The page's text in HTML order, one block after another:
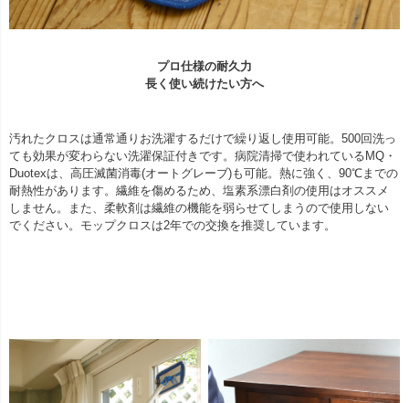
プロ仕様の耐久力
長く使い続けたい方へ
汚れたクロスは通常通りお洗濯するだけで繰り返し使用可能。500回洗っ
ても効果が変わらない洗濯保証付きです。病院清掃で使われているMQ・
Duotexは、高圧滅菌消毒(オートグレーブ)も可能。熱に強く、90℃までの
耐熱性があります。繊維を傷めるため、塩素系漂白剤の使用はオススメ
しません。また、柔軟剤は繊維の機能を弱らせてしまうので使用しない
でください。モップクロスは2年での交換を推奨しています。